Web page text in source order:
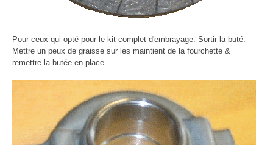
Pour ceux qui opté pour le kit complet d'embrayage. Sortir la buté.
Mettre un peux de graisse sur les maintient de la fourchette &
remettre la butée en place.